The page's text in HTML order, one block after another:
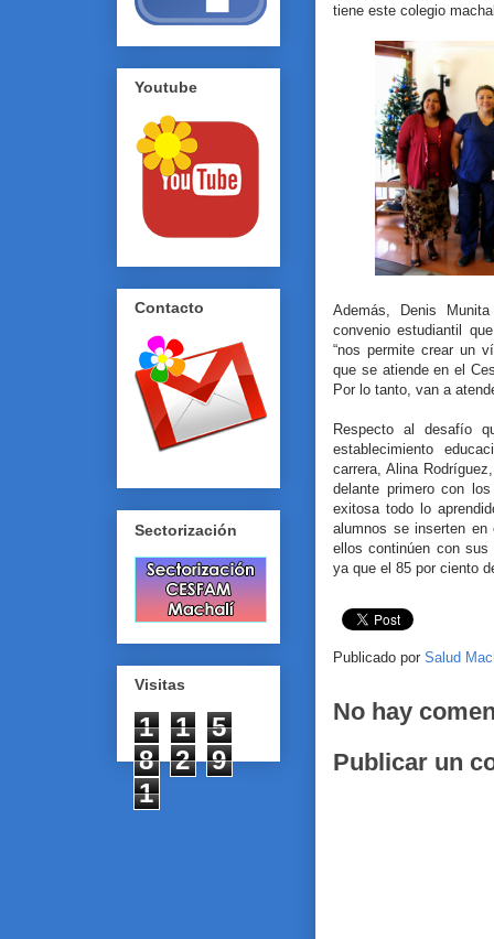
tiene este colegio
Además, Denis
convenio estudiantil
“nos permite crear un
que se atiende en el
Por lo tanto, van a
Respecto al desafío
establecimiento
carrera, Alina
delante primero con
exitosa todo lo
alumnos se inserten
ellos continúen con
ya que el 85 por ciento
Publicado por Salud
No hay
Publicar un
Youtube
Contacto
Sectorización
Visitas
1 1
5
8
2
9
1